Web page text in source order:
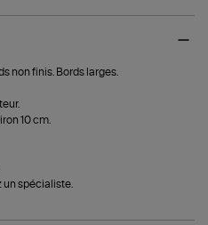
non finis. Bords larges.
10 cm.
un spécialiste.